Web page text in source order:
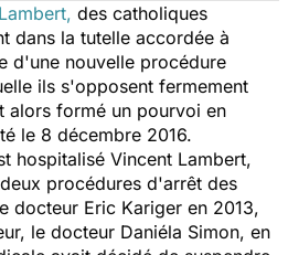
des catholiques
dans la tutelle accordée à
d'une nouvelle procédure
ils s'opposent fermement
alors formé un pourvoi en
le 8 décembre 2016.
hospitalisé Vincent Lambert,
procédures d'arrêt des
docteur Eric Kariger en 2013,
le docteur Daniéla Simon, en